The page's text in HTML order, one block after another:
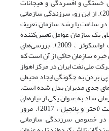
و افسردگی و هیجانات
منفی در محل کار می‌گردد (فیشر، 2016). از این رو، سرزندگی سازمانی
در سلامت یا رشد سازمان تعریف
یک سازمان عوامل تعیین‌کننده
اندازه‌گیری سرزندگی سازمانی است (واسکوئز ، 2009). بررسی‌های
سازمان حاکی از آن است که
ملی نفت ایران در مرکز اهواز
بردن به چگونگی ایجاد محیطی
جدی مدیران بدل شده است.
شاد به عنوان یکی از نیازهای
اساسی برای موفقیت هر سازمان است (اختر و پانجیل ، 2017). مرور
خصوص سرزندگی سازمانی